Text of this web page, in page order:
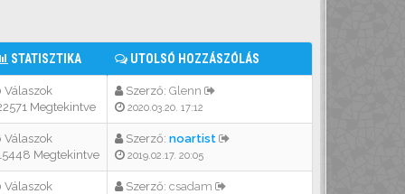
STATISZTIKA UTOLSÓ HOZZÁSZÓLÁS
Válaszok
Megtekintve
Szerző: Glenn
2020.03.20. 17:12
Válaszok
Megtekintve
Szerző: noartist
2019.02.17. 20:05
Válaszok
Szerző: csadam